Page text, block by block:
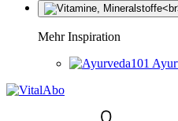
Mehr Inspiration